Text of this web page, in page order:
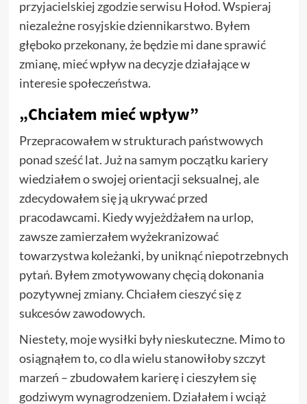
przyjacielskiej zgodzie serwisu Hołod. Wspieraj
niezależne rosyjskie dziennikarstwo. Byłem
głęboko przekonany, że będzie mi dane sprawić
zmianę, mieć wpływ na decyzje działające w
interesie społeczeństwa.
„Chciałem mieć wpływ”
Przepracowałem w strukturach państwowych
ponad sześć lat. Już na samym początku kariery
wiedziałem o swojej orientacji seksualnej, ale
zdecydowałem się ją ukrywać przed
pracodawcami. Kiedy wyjeżdżałem na urlop,
zawsze zamierzałem wyżekranizować
towarzystwa koleżanki, by uniknąć niepotrzebnych
pytań. Byłem zmotywowany chęcią dokonania
pozytywnej zmiany. Chciałem cieszyć się z
sukcesów zawodowych.
Niestety, moje wysiłki były nieskuteczne. Mimo to
osiągnąłem to, co dla wielu stanowiłoby szczyt
marzeń – zbudowałem karierę i cieszyłem się
godziwym wynagrodzeniem. Działałem i wciąż